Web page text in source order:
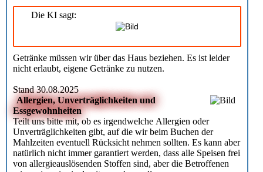
Die KI sagt:
Getränke müssen wir über das Haus beziehen. Es ist leider
nicht erlaubt, eigene Getränke zu nutzen.
Stand 30.08.2025
Allergien, Unverträglichkeiten und
Essgewohnheiten
Teilt uns bitte mit, ob es irgendwelche Allergien oder
Unverträglichkeiten gibt, auf die wir beim Buchen der
Mahlzeiten eventuell Rücksicht nehmen sollten. Es kann aber
natürlich nicht immer garantiert werden, dass alle Speisen frei
von allergieauslösenden Stoffen sind, aber die Betroffenen